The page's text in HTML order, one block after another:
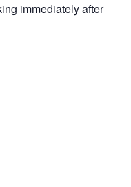
immediately after